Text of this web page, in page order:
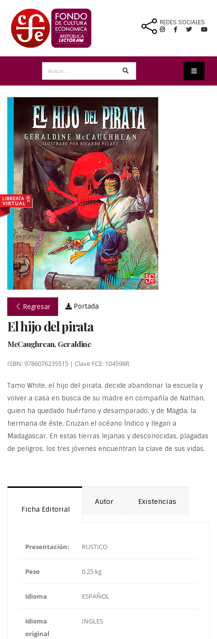
REDES SOCIALES
Regresar Portada
El hijo del pirata
McCaughrean, Geraldine
ISBN: 9786076235515 | Clave FCE: 104598R
Tamo White, el hijo del pirata, decide abandonar la escuela y
volver a casa en busca de su madre en compañía de Nathan,
quien ha quedado huérfano y desamparado, y de Magda, la
hermana de éste. Cruzan el océano Índico y llegan a
Madagascar. En estas tierras lejanas y desconocidas, plagadas
de peligros, los tres jóvenes encuentran la clave de sus vidas.
Ficha Editorial
Autor Existencias
Presentación: RUSTICO
Peso 0.25 kg
Idioma ESPAÑOL
Idioma
original
INGLES